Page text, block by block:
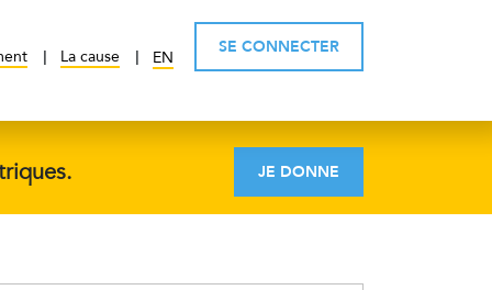
La cause EN
SE CONNECTER
JE DONNE